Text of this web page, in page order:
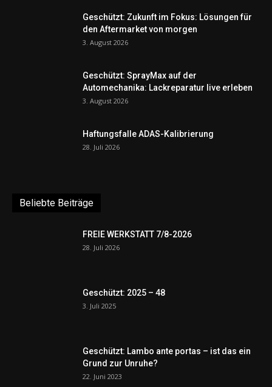
Geschützt: Zukunft im Fokus: Lösungen für
den Aftermarket von morgen
3. August 2026
Geschützt: SprayMax auf der
Automechanika: Lackreparatur live erleben
3. August 2026
Haftungsfalle ADAS-Kalibrierung
28. Juli 2026
Beliebte Beiträge
FREIE WERKSTATT 7/8-2026
28. Juli 2026
Geschützt: 2025 – 48
3. Juli 2025
Geschützt: Lambo ante portas – ist das ein
Grund zur Unruhe?
22. Juni 2023